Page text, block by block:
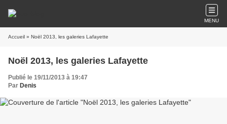
MENU
Accueil » Noël 2013, les galeries Lafayette
Noël 2013, les galeries Lafayette
Publié le 19/11/2013 à 19:47
Par Denis